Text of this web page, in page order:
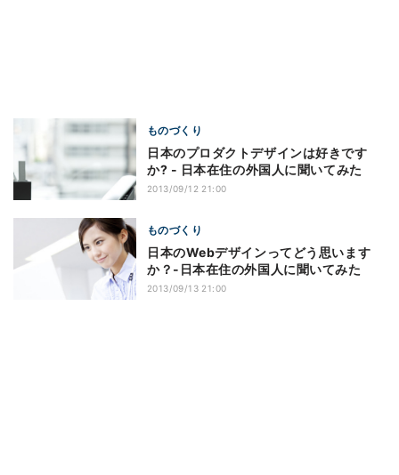
ものづくり
日本のプロダクトデザインは好きです
か? - 日本在住の外国人に聞いてみた
2013/09/12 21:00
ものづくり
日本のWebデザインってどう思います
か？-日本在住の外国人に聞いてみた
2013/09/13 21:00